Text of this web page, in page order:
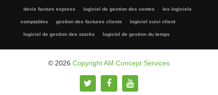
devis facture express logiciel de gestion des ventes les logiciels
comptables gestion des factures clients logiciel suivi client
logiciel de gestion des stocks logiciel de gestion du temps
© 2026 Copyright AM Concept Services